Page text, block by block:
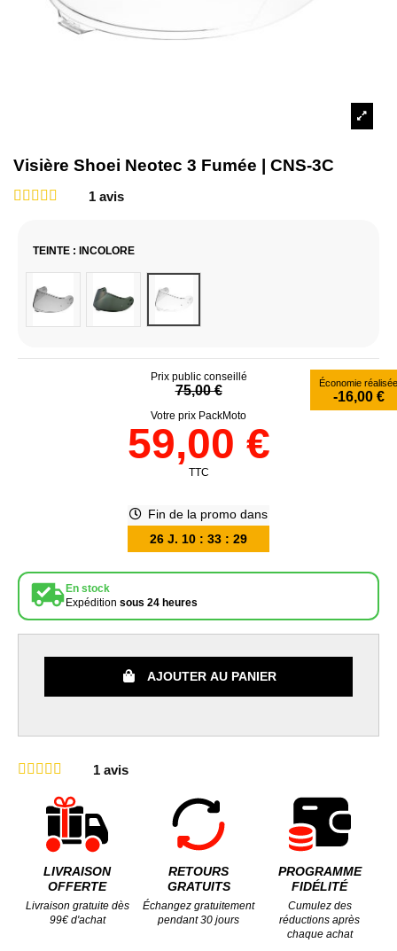
Visière Shoei Neotec 3 Fumée | CNS-3C
1 avis
TEINTE : INCOLORE
Prix public conseillé
75,00 € Économie réalisée
-16,00 €
Votre prix PackMoto
59,00 €
TTC
Fin de la promo dans
26 J. 10 : 33 : 29
En stock
Expédition sous 24 heures
AJOUTER AU PANIER
1 avis
LIVRAISON
OFFERTE
Livraison gratuite dès
99€ d'achat
RETOURS
GRATUITS
Échangez gratuitement
pendant 30 jours
PROGRAMME
FIDÉLITÉ
Cumulez des
réductions après
chaque achat